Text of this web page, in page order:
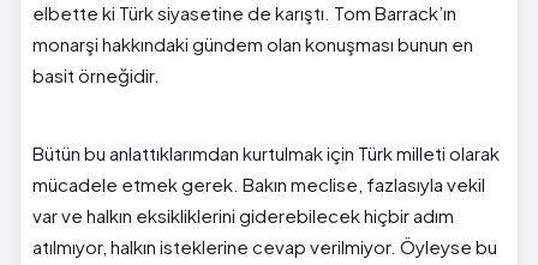
elbette ki Türk siyasetine de karıştı. Tom Barrack’ın
monarşi hakkındaki gündem olan konuşması bunun en
basit örneğidir.
Bütün bu anlattıklarımdan kurtulmak için Türk milleti olarak
mücadele etmek gerek. Bakın meclise, fazlasıyla vekil
var ve halkın eksikliklerini giderebilecek hiçbir adım
atılmıyor, halkın isteklerine cevap verilmiyor. Öyleyse bu